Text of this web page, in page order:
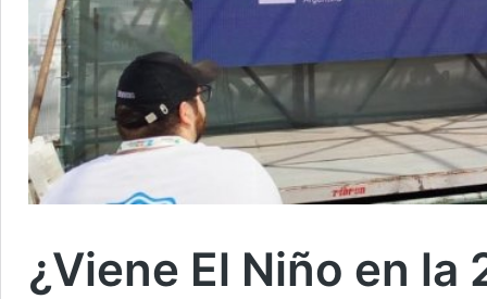
¿Viene El Niño en